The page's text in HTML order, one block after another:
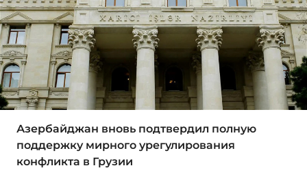
Азербайджан вновь подтвердил полную
поддержку мирного урегулирования
конфликта в Грузии